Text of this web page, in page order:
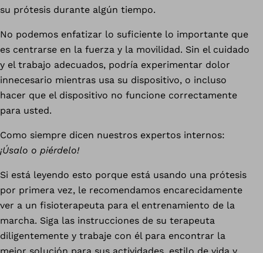
su prótesis durante algún tiempo.
No podemos enfatizar lo suficiente lo importante que
es centrarse en la fuerza y la movilidad. Sin el cuidado
y el trabajo adecuados, podría experimentar dolor
innecesario mientras usa su dispositivo, o incluso
hacer que el dispositivo no funcione correctamente
para usted.
Como siempre dicen nuestros expertos internos:
¡Úsalo o piérdelo!
Si está leyendo esto porque está usando una prótesis
por primera vez, le recomendamos encarecidamente
ver a un fisioterapeuta para el entrenamiento de la
marcha. Siga las instrucciones de su terapeuta
diligentemente y trabaje con él para encontrar la